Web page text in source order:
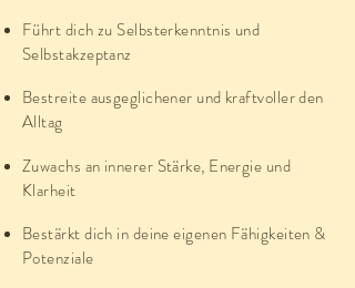
Führt dich zu Selbsterkenntnis und
Selbstakzeptanz
Bestreite ausgeglichener und kraftvoller den
Alltag
Zuwachs an innerer Stärke, Energie und
Klarheit
Bestärkt dich in deine eigenen Fähigkeiten &
Potenziale